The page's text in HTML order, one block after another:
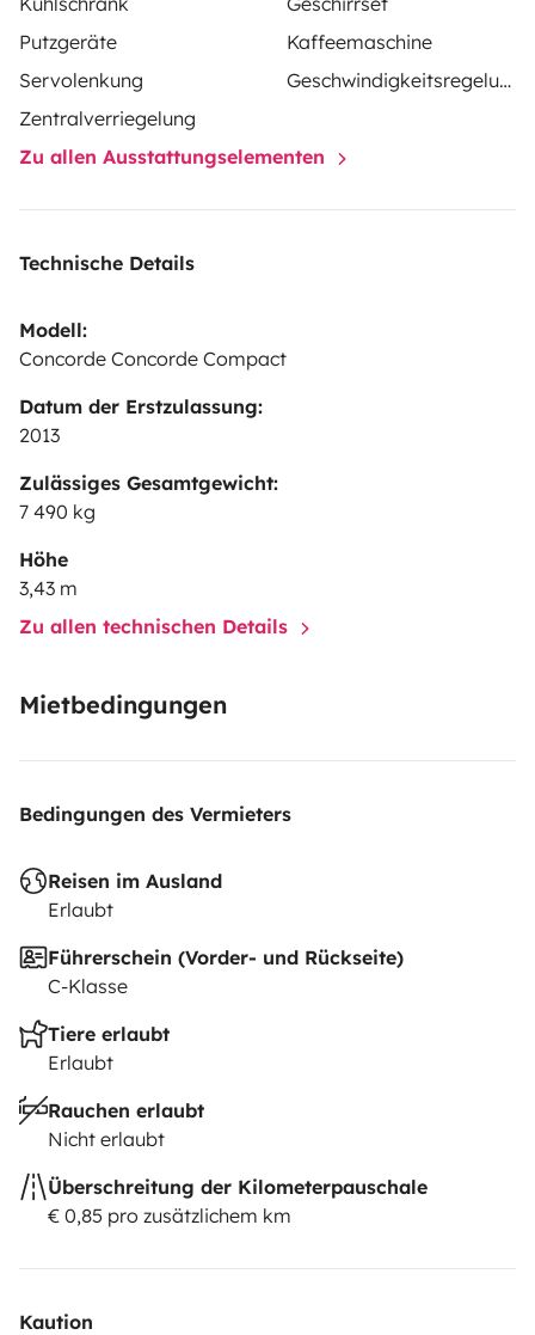
Putzgeräte
Kaffeemaschine
Servolenkung
Geschwindigkeitsregelung
Zentralverriegelung
Zu allen Ausstattungselementen
Technische Details
Modell:
Concorde Concorde Compact
Datum der Erstzulassung:
2013
Zulässiges Gesamtgewicht:
7 490 kg
Höhe
3,43 m
Zu allen technischen Details
Mietbedingungen
Bedingungen des Vermieters
Reisen im Ausland
Erlaubt
Führerschein (Vorder- und Rückseite)
C-Klasse
Tiere erlaubt
Erlaubt
Rauchen erlaubt
Nicht erlaubt
Überschreitung der Kilometerpauschale
€ 0,85 pro zusätzlichem km
Kaution